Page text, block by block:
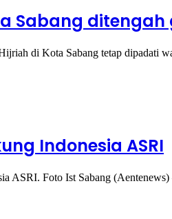
Sabang
di Kota Sabang tetap dipadati
Indonesia ASRI
ASRI. Foto Ist Sabang